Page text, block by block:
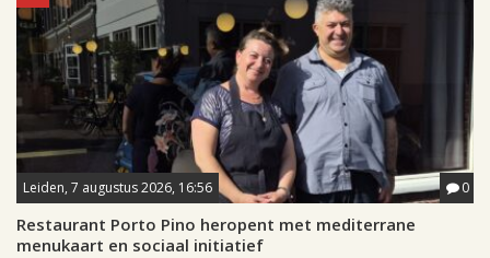
Leiden, 7 augustus 2026, 16:56 0
Restaurant Porto Pino heropent met mediterrane
menukaart en sociaal initiatief